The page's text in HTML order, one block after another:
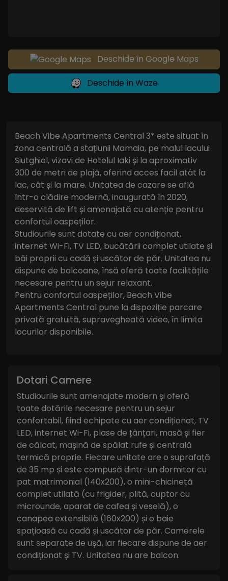
Deschide în Google Maps
Deschide în Waze
Beach Vibe Apartments Central 3* este situat în
zona centrală a stațiunii Mamaia, pe malul lacului
Siutghiol, vizavi de Hotelul Iaki și la aproximativ
300 de metri de plajă, oferind acces facil atât la
lac, cât și la mare. Unitatea de cazare se află
într-o clădire modernă, inaugurată în 2020,
deservită de lift și amenajată cu atenție pentru
confortul oaspeților.
Studiourile sunt dotate cu aer condiționat,
internet Wi-Fi, TV LED, bucătării complet utilate și
băi proprii cu cadă și uscător de păr. Unitatea nu
dispune de balcoane, însă oferă toate facilitățile
necesare pentru un sejur relaxant.
Pentru confortul oaspeților, Beach Vibe
Apartments Central pune la dispoziție parcare
privată gratuită, supravegheată video, în limita
locurilor disponibile.
Dotari Camere
Studiourile sunt amenajate modern și oferă
toate dotările necesare pentru un sejur
confortabil, fiind echipate cu aer condiționat, TV
LED, internet Wi-Fi, plase de țânțari, masă și fier
de călcat, mașină de spălat rufe și centrală
termică proprie. Fiecare unitate are o suprafață
de 35 mp și este compusă dintr-un dormitor cu
pat matrimonial (140x200), o mini-chicinetă
complet utilată (cu frigider, plită, cuptor cu
microunde, aparat de cafea și veselă), o
canapea extensibilă (160x200) și o baie
spațioasă cu cadă și uscător de păr. Camerele
sunt separate de ușă, iar fiecare dispune de aer
condiționat și TV. Unitatea nu are balcon.